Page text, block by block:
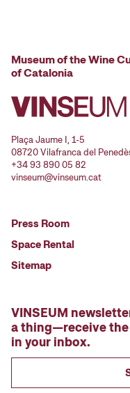
Museum of the Wine
of Catalonia
Plaça Jaume I, 1-5
08720 Vilafranca del
+34 93 890 05 82
vinseum@vinseum.cat
Press Room
Space Rental
Sitemap
VINSEUM
a thing—receive
in your inbox.